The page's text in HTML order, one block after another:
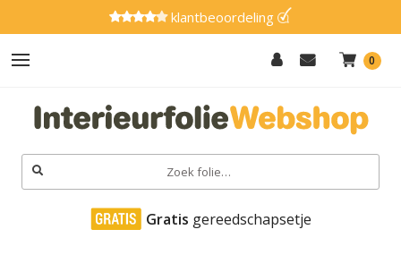
klantbeoordeling
0
Zoeken
naar:
Hout
Effen
Marmer
Gratis gereedschapsetje